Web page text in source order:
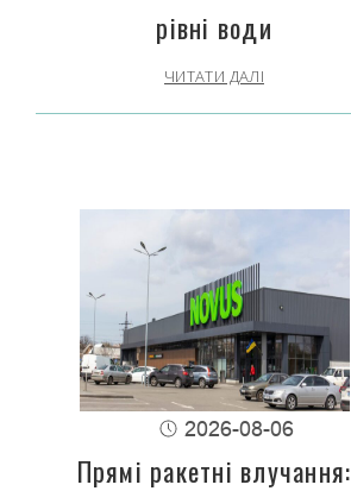
рівні води
ЧИТАТИ ДАЛІ
2026-08-06
Прямі ракетні влучання: